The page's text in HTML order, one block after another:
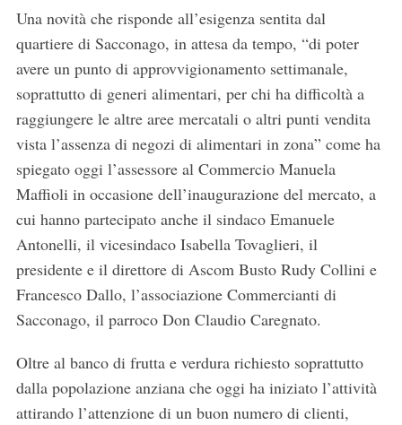
Una novità che risponde all’esigenza sentita dal
quartiere di Sacconago, in attesa da tempo, “di poter
avere un punto di approvvigionamento settimanale,
soprattutto di generi alimentari, per chi ha difficoltà a
raggiungere le altre aree mercatali o altri punti vendita
vista l’assenza di negozi di alimentari in zona” come ha
spiegato oggi l’assessore al Commercio Manuela
Maffioli in occasione dell’inaugurazione del mercato, a
cui hanno partecipato anche il sindaco Emanuele
Antonelli, il vicesindaco Isabella Tovaglieri, il
presidente e il direttore di Ascom Busto Rudy Collini e
Francesco Dallo, l’associazione Commercianti di
Sacconago, il parroco Don Claudio Caregnato.
Oltre al banco di frutta e verdura richiesto soprattutto
dalla popolazione anziana che oggi ha iniziato l’attività
attirando l’attenzione di un buon numero di clienti,